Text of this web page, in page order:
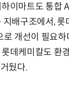
이마트도 통합
지배구조에서, 롯
로 개선이 필요
데케미칼도 환
뒀다.